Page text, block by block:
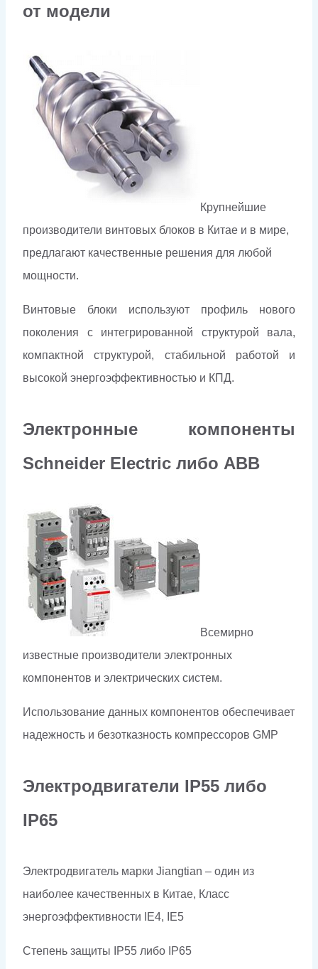
от модели
Крупнейшие
производители винтовых блоков в Китае и в мире,
предлагают качественные решения для любой
мощности.
Винтовые блоки используют профиль нового
поколения с интегрированной структурой вала,
компактной структурой, стабильной работой и
высокой энергоэффективностью и КПД.
Электронные компоненты
Schneider Electriс либо ABB
Всемирно
известные производители электронных
компонентов и электрических систем.
Использование данных компонентов обеспечивает
надежность и безотказность компрессоров GMP
Электродвигатели IP55 либо
IP65
Электродвигатель марки Jiangtian – один из
наиболее качественных в Китае, Класс
энергоэффективности IE4, IE5
Степень защиты IP55 либо IP65